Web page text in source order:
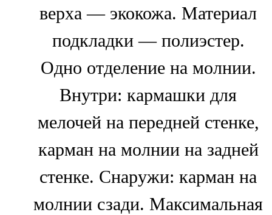
верха — экокожа. Материал
подкладки — полиэстер.
Одно отделение на молнии.
Внутри: кармашки для
мелочей на передней стенке,
карман на молнии на задней
стенке. Снаружи: карман на
молнии сзади. Максимальная